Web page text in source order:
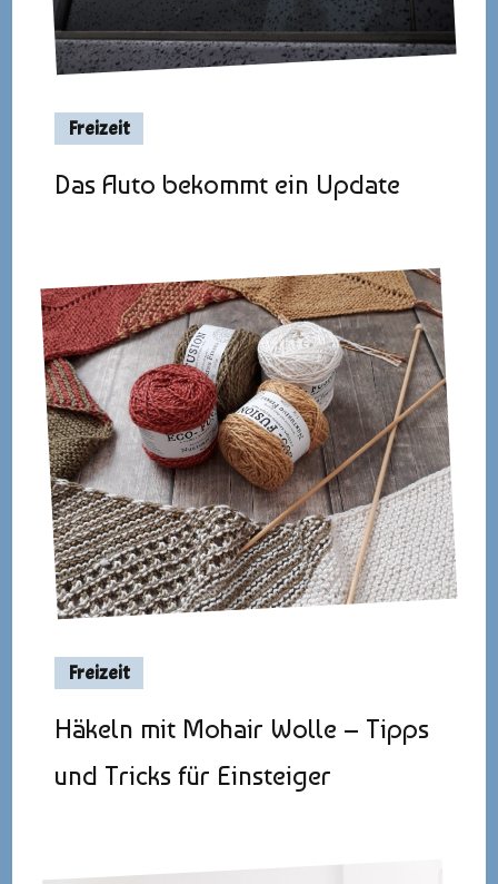
Freizeit
Das Auto bekommt ein Update
Freizeit
Häkeln mit Mohair Wolle – Tipps
und Tricks für Einsteiger